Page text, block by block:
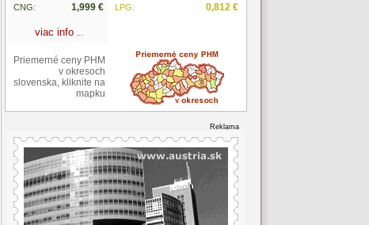
CNG: 1,999 €
viac info...
LPG: 0,812 €
Priemerné ceny PHM
v okresoch
slovenska, kliknite na
mapku
Reklama